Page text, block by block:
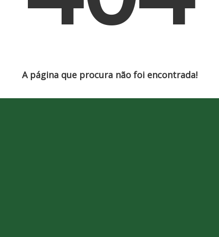
A página que procura não foi encontrada!